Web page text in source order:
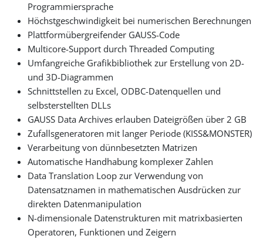
Programmiersprache
Höchstgeschwindigkeit bei numerischen Berechnungen
Plattformübergreifender GAUSS-Code
Multicore-Support durch Threaded Computing
Umfangreiche Grafikbibliothek zur Erstellung von 2D-
und 3D-Diagrammen
Schnittstellen zu Excel, ODBC-Datenquellen und
selbsterstellten DLLs
GAUSS Data Archives erlauben Dateigrößen über 2 GB
Zufallsgeneratoren mit langer Periode (KISS&MONSTER)
Verarbeitung von dünnbesetzten Matrizen
Automatische Handhabung komplexer Zahlen
Data Translation Loop zur Verwendung von
Datensatznamen in mathematischen Ausdrücken zur
direkten Datenmanipulation
N-dimensionale Datenstrukturen mit matrixbasierten
Operatoren, Funktionen und Zeigern